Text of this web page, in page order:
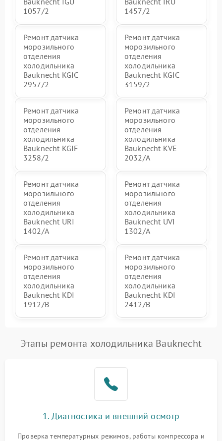
1057/2
1457/2
Ремонт датчика
морозильного
отделения
холодильника
Bauknecht KGIC
2957/2
Ремонт датчика
морозильного
отделения
холодильника
Bauknecht KGIC
3159/2
Ремонт датчика
морозильного
отделения
холодильника
Bauknecht KGIF
3258/2
Ремонт датчика
морозильного
отделения
холодильника
Bauknecht KVE
2032/A
Ремонт датчика
морозильного
отделения
холодильника
Bauknecht URI
1402/A
Ремонт датчика
морозильного
отделения
холодильника
Bauknecht UVI
1302/A
Ремонт датчика
морозильного
отделения
холодильника
Bauknecht KDI
1912/B
Ремонт датчика
морозильного
отделения
холодильника
Bauknecht KDI
2412/B
Этапы ремонта холодильника Bauknecht
1. Диагностика и внешний осмотр
Проверка температурных режимов, работы компрессора и